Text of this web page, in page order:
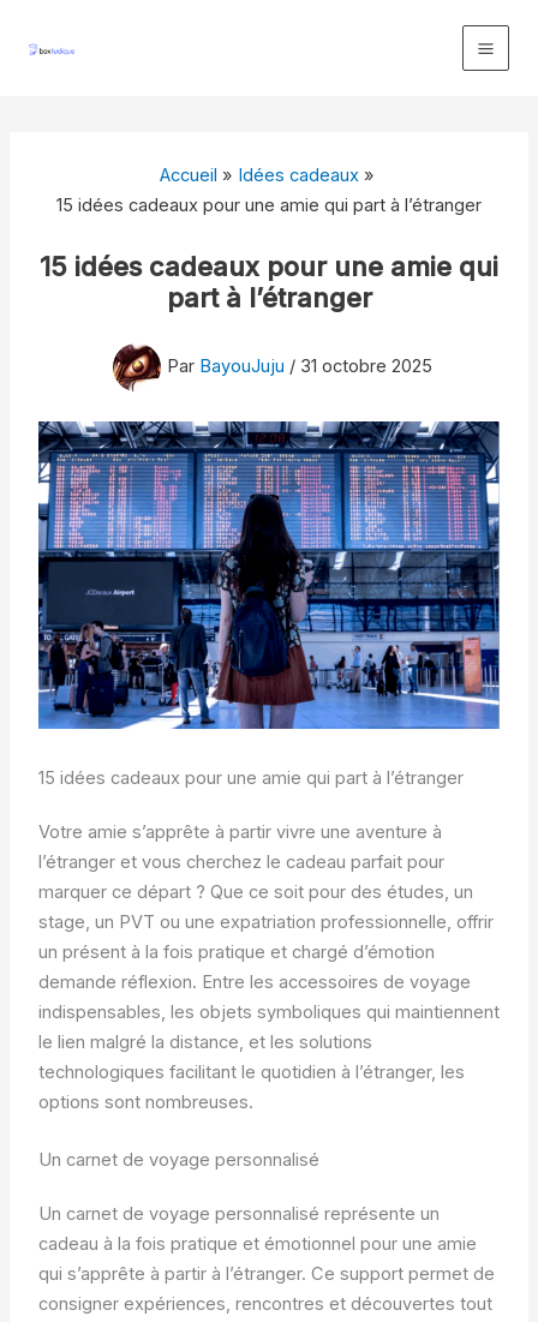
Accueil
Idées cadeaux
15 idées cadeaux pour une amie qui part à l’étranger
15 idées cadeaux pour une amie qui
part à l’étranger
Par BayouJuju / 31 octobre 2025
15 idées cadeaux pour une amie qui part à l’étranger
Votre amie s’apprête à partir vivre une aventure à
l’étranger et vous cherchez le cadeau parfait pour
marquer ce départ ? Que ce soit pour des études, un
stage, un PVT ou une expatriation professionnelle, offrir
un présent à la fois pratique et chargé d’émotion
demande réflexion. Entre les accessoires de voyage
indispensables, les objets symboliques qui maintiennent
le lien malgré la distance, et les solutions
technologiques facilitant le quotidien à l’étranger, les
options sont nombreuses.
Un carnet de voyage personnalisé
Un carnet de voyage personnalisé représente un
cadeau à la fois pratique et émotionnel pour une amie
qui s’apprête à partir à l’étranger. Ce support permet de
consigner expériences, rencontres et découvertes tout